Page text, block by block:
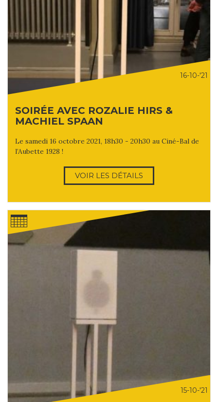
16-10-'21
SOIRÉE AVEC ROZALIE HIRS &
MACHIEL SPAAN
Le samedi 16 octobre 2021, 18h30 - 20h30 au Ciné-Bal de
l’Aubette 1928 !
VOIR LES DÉTAILS
15-10-'21